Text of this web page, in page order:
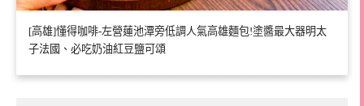
[高雄]懂得咖啡-左營蓮池潭旁低調人氣高雄麵包!塗醬最大器明太
子法國、必吃奶油紅豆鹽可頌